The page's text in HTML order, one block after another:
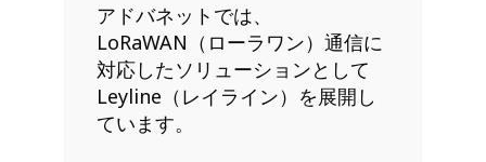
アドバネットでは、
LoRaWAN（ローラワン）通信に
対応したソリューションとして
Leyline（レイライン）を展開し
ています。